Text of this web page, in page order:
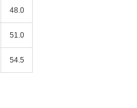
48.0
51.0
54.5